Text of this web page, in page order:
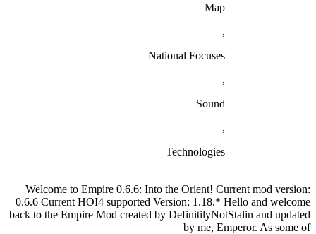
Map
,
National Focuses
,
Sound
,
Technologies
Welcome to Empire 0.6.6: Into the Orient! Current mod version:
0.6.6 Current HOI4 supported Version: 1.18.* Hello and welcome
back to the Empire Mod created by DefinitilyNotStalin and updated
by me, Emperor. As some of